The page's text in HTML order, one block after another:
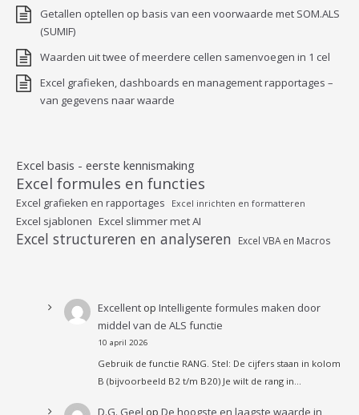
Getallen optellen op basis van een voorwaarde met SOM.ALS
(SUMIF)
Waarden uit twee of meerdere cellen samenvoegen in 1 cel
Excel grafieken, dashboards en management rapportages –
van gegevens naar waarde
Excel basis - eerste kennismaking
Excel formules en functies
Excel grafieken en rapportages Excel inrichten en formatteren
Excel sjablonen Excel slimmer met AI
Excel structureren en analyseren Excel VBA en Macros
Excellent opIntelligente formules maken door
middel van de ALS functie
10 april 2026
Gebruik de functie RANG. Stel: De cijfers staan in kolom
B (bijvoorbeeld B2 t/m B20) Je wilt de rang in…
D.G. Geel opDe hoogste en laagste waarde in